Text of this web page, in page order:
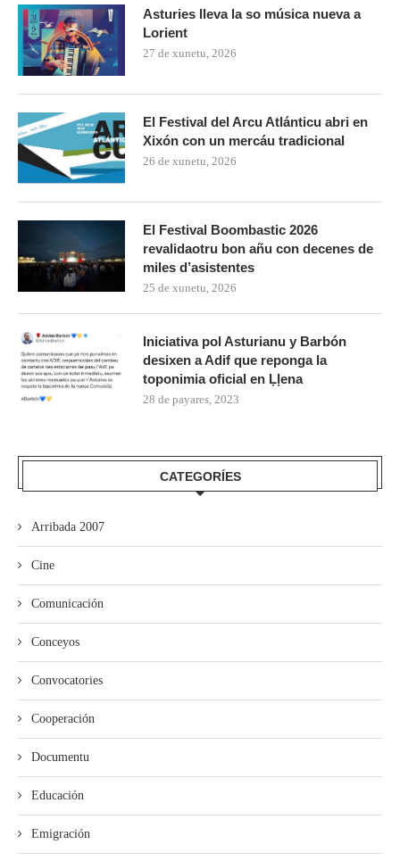
Asturies lleva la so música nueva a
Lorient
27 de xunetu, 2026
El Festival del Arcu Atlánticu abri en
Xixón con un mercáu tradicional
26 de xunetu, 2026
El Festival Boombastic 2026
revalidaotru bon añu con decenes de
miles d’asistentes
25 de xunetu, 2026
Iniciativa pol Asturianu y Barbón
desixen a Adif que reponga la
toponimia oficial en Ḷḷena
28 de payares, 2023
CATEGORÍES
Arribada 2007
Cine
Comunicación
Conceyos
Convocatories
Cooperación
Documentu
Educación
Emigración